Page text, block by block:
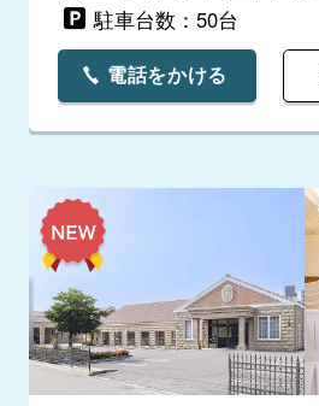
駐車台数：50台
電話をかける